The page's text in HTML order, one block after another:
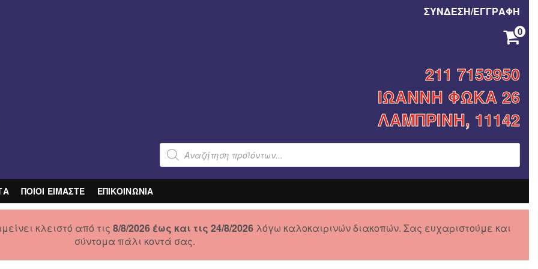
ΣΥΝΔΕΣΗ/ΕΓΓΡΑΦΗ
0
211 7153950
ΙΩΑΝΝΗ ΦΩΚΑ 26
ΛΑΜΠΡΙΝΗ, 11142
Products
search
ΠΟΙΟΙ ΕΙΜΑΣΤΕ ΕΠΙΚΟΙΝΩΝΙΑ
κλειστό από τις 8/8/2026 έως και τις 24/8/2026 λόγω καλοκαιρινών διακοπών. Σας ευχαριστούμε και
σύντομα πάλι κοντά σας.